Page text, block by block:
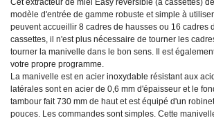
Cet extracteur de miel Easy réversible (à cassettes)
modèle d'entrée de gamme robuste et simple à
peuvent accueillir 8 cadres de hausses ou 16 cadres
cassettes, il n'est plus nécessaire de tourner les
tourner la manivelle dans le bon sens. Il est
votre propre programme.
La manivelle est en acier inoxydable résistant aux
latérales sont en acier de 0,6 mm d'épaisseur et le
tambour fait 730 mm de haut et est équipé d'un
pouces. Les commandes sont simples. Cette